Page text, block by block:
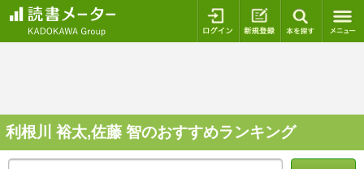
ログイン 新規登録
利根川 裕太,佐藤 智のおすすめランキング